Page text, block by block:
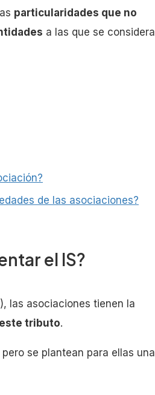
particularidades que no
a las que se considera
de las asociaciones?
el IS?
las asociaciones tienen la
tributo.
pero se plantean para ellas una